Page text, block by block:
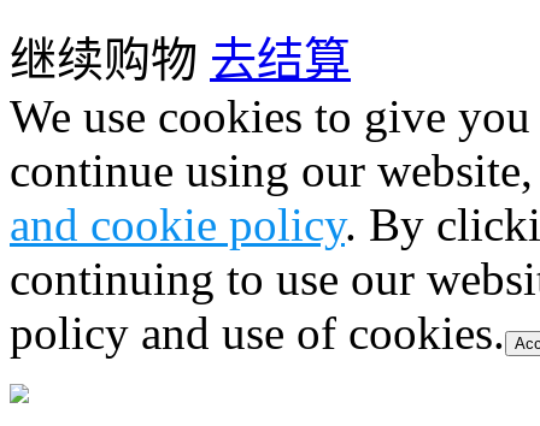
继续购物 去结算
We use cookies to give
continue using our
and cookie policy. By
continuing to use our
policy and use of cookies.